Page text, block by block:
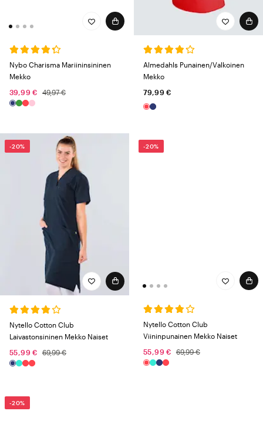
Nybo Charisma Mariininsininen
Mekko
39,99 €
49,97 €
Almedahls Punainen/Valkoinen
Mekko
79,99 €
-20%
Nytello Cotton Club
Laivastonsininen Mekko Naiset
55,99 €
69,99 €
-20%
Nytello Cotton Club
Viininpunainen Mekko Naiset
55,99 €
69,99 €
-20%